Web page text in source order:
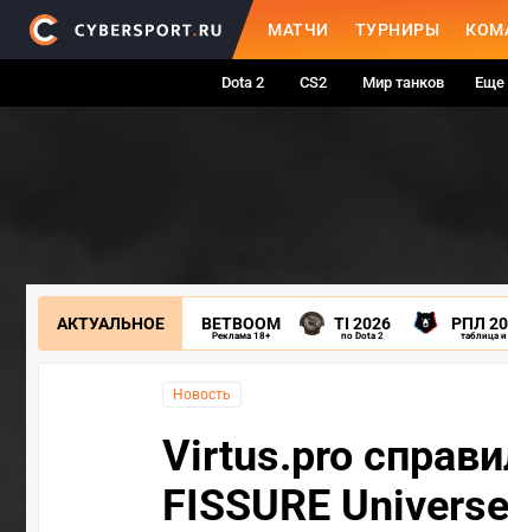
МАТЧИ ТУРНИРЫ
Dota 2 CS2 Мир танков Еще
АКТУАЛЬНОЕ BETBOOM
Реклама 18+
TI 2026
по Dota 2
РПЛ
таблица
Новость
Virtus.pro
FISSURE